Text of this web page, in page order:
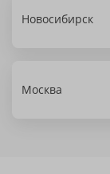
Новосибирск
Москва